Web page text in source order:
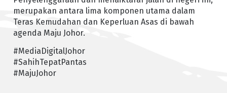
merupakan antara lima komponen utama dalam
Teras Kemudahan dan Keperluan Asas di bawah
agenda Maju Johor.
#MediaDigitalJohor
#SahihTepatPantas
#MajuJohor